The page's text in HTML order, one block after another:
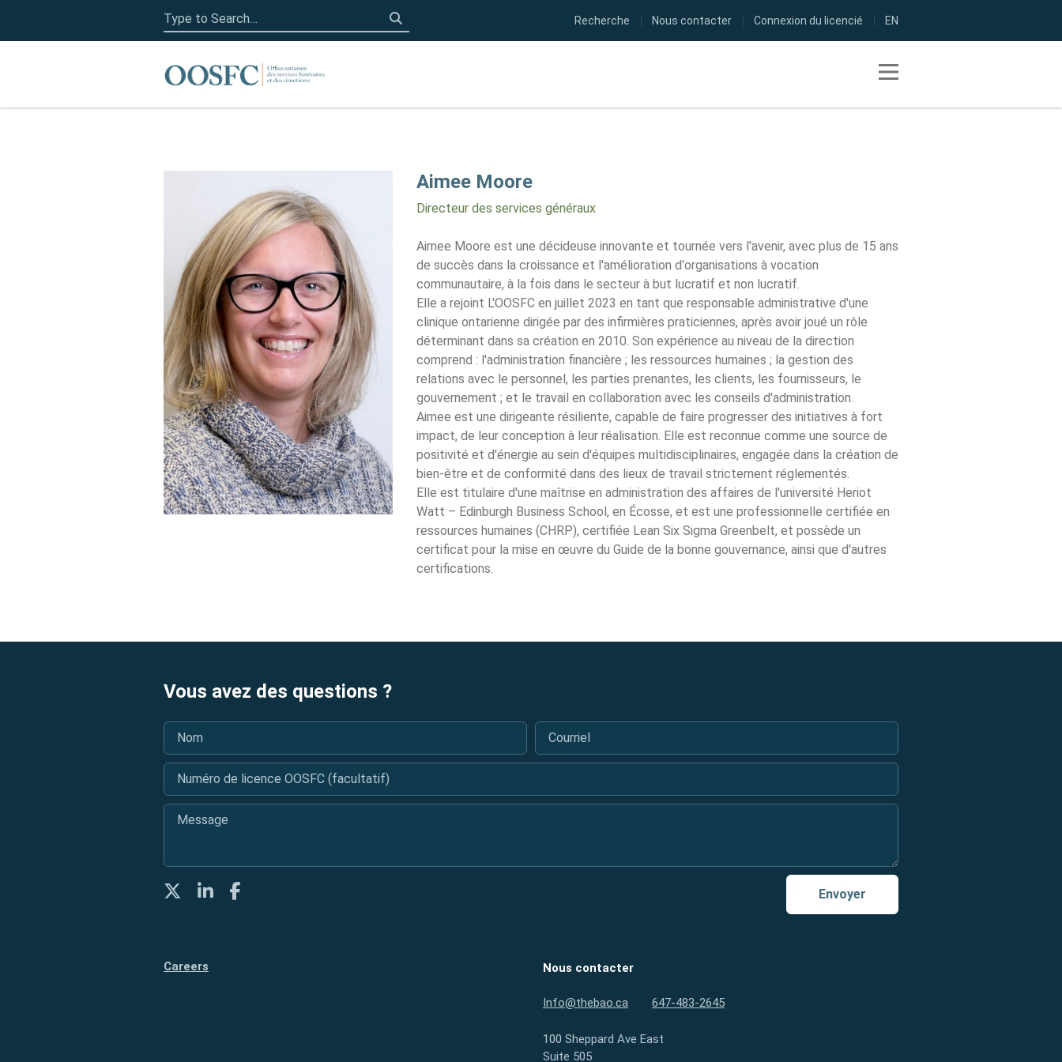
Accueil
Toggle navigation
Search
for:
Click to search
Recherche Nous contacter Connexion du licencié EN
Aimee Moore
Directeur des services généraux
Aimee Moore est une décideuse innovante et tournée vers l'avenir, avec plus de 15 ans
de succès dans la croissance et l'amélioration d'organisations à vocation
communautaire, à la fois dans le secteur à but lucratif et non lucratif.
Elle a rejoint L'OOSFC en juillet 2023 en tant que responsable administrative d'une
clinique ontarienne dirigée par des infirmières praticiennes, après avoir joué un rôle
déterminant dans sa création en 2010. Son expérience au niveau de la direction
comprend : l'administration financière ; les ressources humaines ; la gestion des
relations avec le personnel, les parties prenantes, les clients, les fournisseurs, le
gouvernement ; et le travail en collaboration avec les conseils d'administration.
Aimee est une dirigeante résiliente, capable de faire progresser des initiatives à fort
impact, de leur conception à leur réalisation. Elle est reconnue comme une source de
positivité et d'énergie au sein d'équipes multidisciplinaires, engagée dans la création de
bien-être et de conformité dans des lieux de travail strictement réglementés.
Elle est titulaire d'une maîtrise en administration des affaires de l'université Heriot
Watt – Edinburgh Business School, en Écosse, et est une professionnelle certifiée en
ressources humaines (CHRP), certifiée Lean Six Sigma Greenbelt, et possède un
certificat pour la mise en œuvre du Guide de la bonne gouvernance, ainsi que d'autres
certifications.
Vous avez des questions ?
Nom Courriel
Numéro de licence OOSFC (facultatif)
Message
Envoyer
TwitterLinkedInFacebook
Careers Nous contacter
Info@thebao.ca 647-483-2645
100 Sheppard Ave East
Suite 505